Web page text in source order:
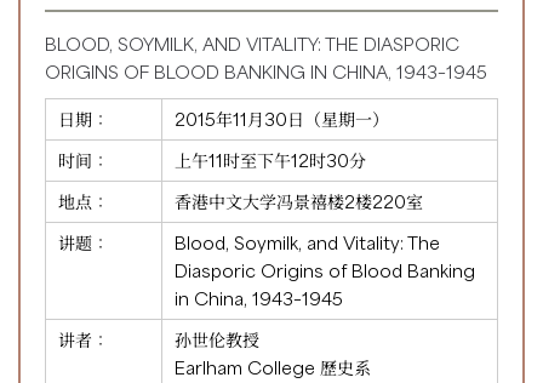
BLOOD, SOYMILK, AND VITALITY: THE DIASPORIC
ORIGINS OF BLOOD BANKING IN CHINA, 1943–1945
日期：
2015年11月30日（星期一）
时间：
上午11时至下午12时30分
地点：
香港中文大学冯景禧楼2楼220室
讲题：
Blood, Soymilk, and Vitality: The
Diasporic Origins of Blood Banking
in China, 1943–1945
讲者：
孙世伦教授
Earlham College 歷史系